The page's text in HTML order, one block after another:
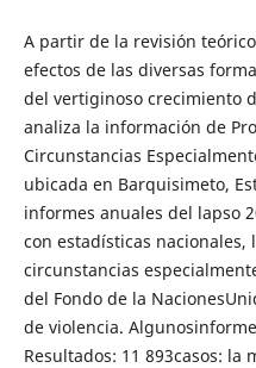
A partir de la revisión
efectos de las diversas
del vertiginoso crecimiento
analiza la información de
Circunstancias
ubicada en Barquisimeto,
informes anuales del lapso
con estadísticas nacionales,
circunstancias
del Fondo de la
de violencia.
Resultados: 11 893casos: la